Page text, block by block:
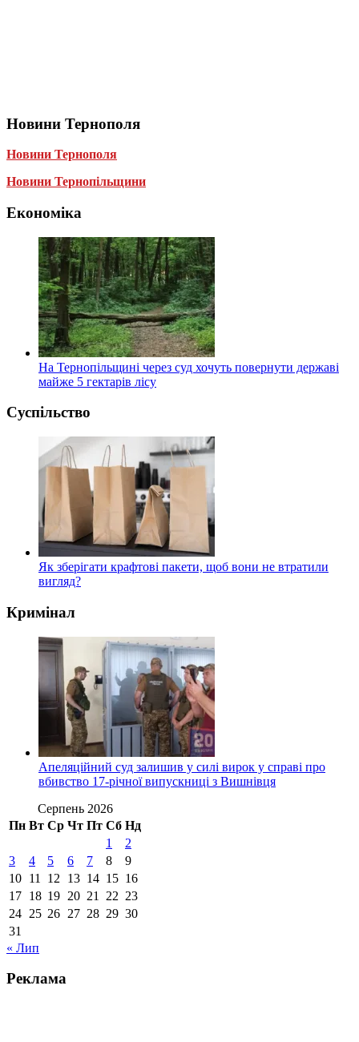
Новини Тернополя
Новини Тернополя
Новини Тернопільщини
Економіка
На Тернопільщині через суд хочуть повернути державі
майже 5 гектарів лісу
Суспільство
Як зберігати крафтові пакети, щоб вони не втратили
вигляд?
Кримінал
Апеляційний суд залишив у силі вирок у справі про
вбивство 17-річної випускниці з Вишнівця
Серпень 2026
Пн Вт Ср Чт Пт Сб Нд
1
2
3
4 5 6 7 8
9
10 11 12 13 14 15 16
17 18 19 20 21 22 23
24 25 26 27 28 29 30
31
« Лип
Реклама